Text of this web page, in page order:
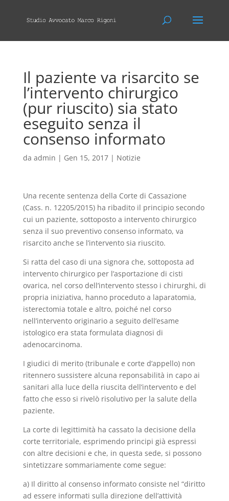
Il paziente va risarcito se
l’intervento chirurgico
(pur riuscito) sia stato
eseguito senza il
consenso informato
da admin | Gen 15, 2017| Notizie
Una recente sentenza della Corte di Cassazione
(Cass. n. 12205/2015) ha ribadito il principio secondo
cui un paziente, sottoposto a intervento chirurgico
senza il suo preventivo consenso informato, va
risarcito anche se l’intervento sia riuscito.
Si ratta del caso di una signora che, sottoposta ad
intervento chirurgico per l’asportazione di cisti
ovarica, nel corso dell’intervento stesso i chirurghi, di
propria iniziativa, hanno proceduto a laparatomia,
isterectomia totale e altro, poiché nel corso
nell’intervento originario a seguito dell’esame
istologico era stata formulata diagnosi di
adenocarcinoma.
I giudici di merito (tribunale e corte d’appello) non
ritennero sussistere alcuna reponsabilità in capo ai
sanitari alla luce della riuscita dell’intervento e del
fatto che esso si rivelò risolutivo per la salute della
paziente.
La corte di legittimità ha cassato la decisione della
corte territoriale, esprimendo principi già espressi
con altre decisioni e che, in questa sede, si possono
sintetizzare sommariamente come segue:
a) Il diritto al consenso informato consiste nel “diritto
ad essere informati sulla direzione dell’attività